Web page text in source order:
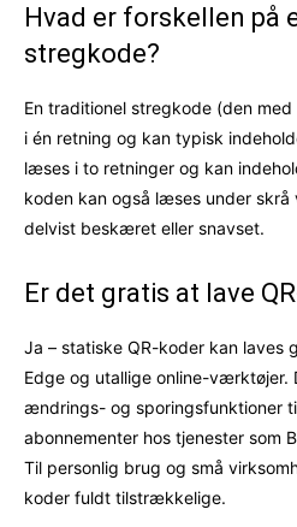
Hvad er forskellen på
stregkode?
En traditionel stregkode (den
i én retning og kan typisk
læses i to retninger og kan
koden kan også læses under skrå
delvist beskæret eller snavset.
Er det gratis at lave
Ja – statiske QR-koder kan laves
Edge og utallige online-værktøjer.
ændrings- og sporingsfunktioner
abonnementer hos tjenester som
Til personlig brug og små
koder fuldt tilstrækkelige.